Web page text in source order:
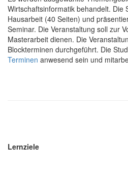
Wirtschaftsinformatik behandelt. Die
Hausarbeit (40 Seiten) und
Seminar. Die Veranstaltung soll zur
Masterarbeit dienen. Die
Blockterminen durchgeführt. Die
Terminen anwesend sein und
Lernziele